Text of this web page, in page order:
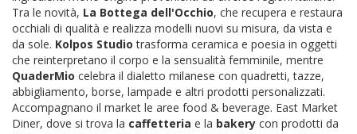
Tra le novità, La Bottega dell'Occhio, che recupera e restaura
occhiali di qualità e realizza modelli nuovi su misura, da vista e
da sole. Kolpos Studio trasforma ceramica e poesia in oggetti
che reinterpretano il corpo e la sensualità femminile, mentre
QuaderMio celebra il dialetto milanese con quadretti, tazze,
abbigliamento, borse, lampade e altri prodotti personalizzati.
Accompagnano il market le aree food & beverage. East Market
Diner, dove si trova la caffetteria e la bakery con prodotti da